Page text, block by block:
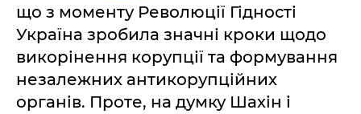
що з моменту Революції Гідності
Україна зробила значні кроки щодо
викорінення корупції та формування
незалежних антикорупційних
органів. Проте, на думку Шахін і